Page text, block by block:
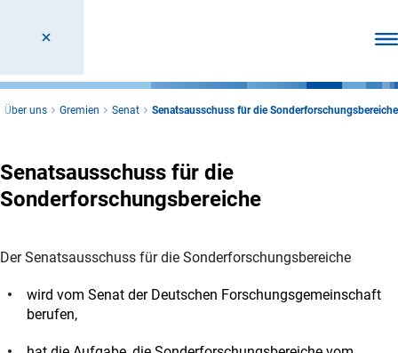
Über uns Gremien Senat Senatsausschuss für die Sonderforschungsbereiche
Senatsausschuss für die
Sonderforschungsbereiche
Der Senatsausschuss für die Sonderforschungsbereiche
wird vom Senat der Deutschen Forschungsgemeinschaft
berufen,